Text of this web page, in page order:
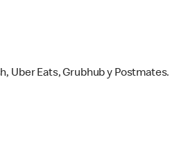
Uber Eats, Grubhub y Postmates.